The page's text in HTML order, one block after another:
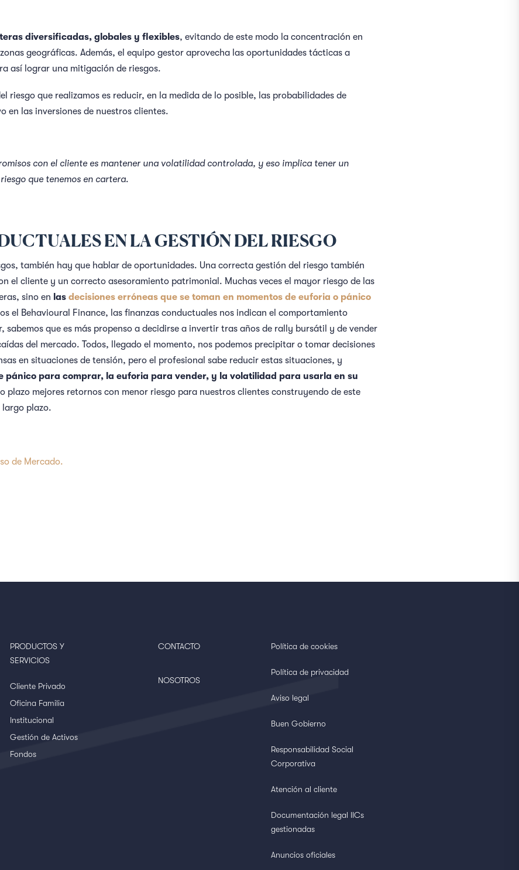
diversificadas, globales y flexibles, evitando de este modo la concentración en
geográficas. Además, el equipo gestor aprovecha las oportunidades tácticas a
así lograr una mitigación de riesgos.
riesgo que realizamos es reducir, en la medida de lo posible, las probabilidades de
en las inversiones de nuestros clientes.
con el cliente es mantener una volatilidad controlada, y eso implica tener un
que tenemos en cartera.
EN LA GESTIÓN DEL RIESGO
también hay que hablar de oportunidades. Una correcta gestión del riesgo también
el cliente y un correcto asesoramiento patrimonial. Muchas veces el mayor riesgo de las
sino en las decisiones erróneas que se toman en momentos de euforia o pánico
el Behavioural Finance, las finanzas conductuales nos indican el comportamiento
sabemos que es más propenso a decidirse a invertir tras años de rally bursátil y de vender
del mercado. Todos, llegado el momento, nos podemos precipitar o tomar decisiones
en situaciones de tensión, pero el profesional sabe reducir estas situaciones, y
pánico para comprar, la euforia para vender, y la volatilidad para usarla en su
plazo mejores retornos con menor riesgo para nuestros clientes construyendo de este
largo plazo.
de Mercado.
PRODUCTOS Y
SERVICIOS
Cliente Privado
Oficina Familia
Institucional
Gestión de Activos
Fondos
CONTACTO
NOSOTROS
Política de cookies
Política de privacidad
Aviso legal
Buen Gobierno
Responsabilidad Social
Corporativa
Atención al cliente
Documentación legal IICs
gestionadas
Anuncios oficiales